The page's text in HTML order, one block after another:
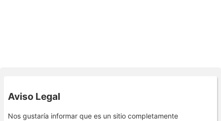
Aviso Legal
Nos gustaría informar que es un sitio completamente